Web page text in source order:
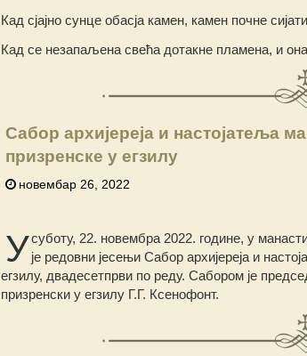
Кад сјајно сунце обасја камен, камен почне
Кад се незапаљена свећа дотакне пламена, и
Сабор архијереја и настојатеља
призренске у егзилу
новембар 26, 2022
Усуботу, 22. новембра 2022. године, у
је редовни јесењи Сабор архијереја и
егзилу, двадесетпрви по реду. Сабором је
призренски у егзилу Г.Г. Ксенофонт.